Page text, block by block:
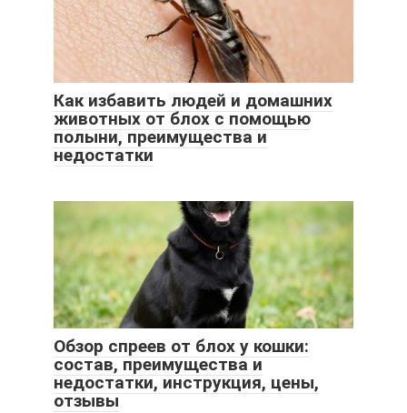
Как избавить людей и домашних
животных от блох с помощью
полыни, преимущества и
недостатки
Обзор спреев от блох у кошки:
состав, преимущества и
недостатки, инструкция, цены,
отзывы